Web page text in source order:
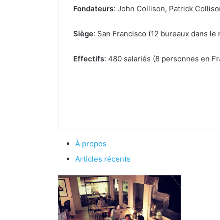
Fondateurs: John Collison, Patrick
Siège: San Francisco (12 bureaux dans le
Effectifs: 480 salariés (8 personnes en
À propos
Articles récents